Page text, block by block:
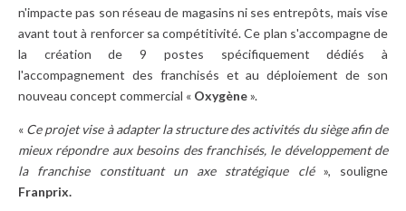
n'impacte pas son réseau de magasins ni ses entrepôts, mais vise
avant tout à renforcer sa compétitivité. Ce plan s'accompagne de
la création de 9 postes spécifiquement dédiés à
l'accompagnement des franchisés et au déploiement de son
nouveau concept commercial « Oxygène».
« Ce projet vise à adapter la structure des activités du siège afin de
mieux répondre aux besoins des franchisés, le développement de
la franchise constituant un axe stratégique clé», souligne
Franprix.